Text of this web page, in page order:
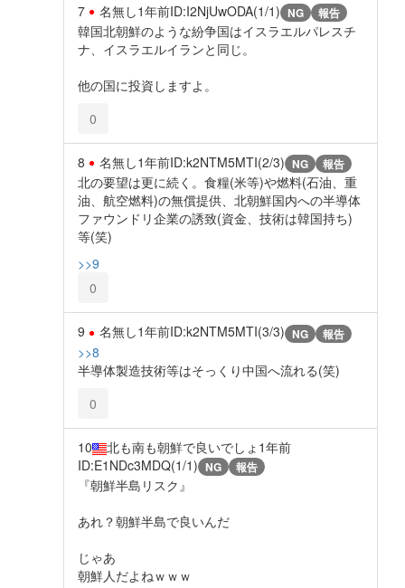
7 名無し1年前ID:I2NjUwODA(1/1) NG 報告
韓国北朝鮮のような紛争国はイスラエルパレスチ
ナ、イスラエルイランと同じ。
他の国に投資しますよ。
0
8 名無し1年前ID:k2NTM5MTI(2/3) NG 報告
北の要望は更に続く。食糧(米等)や燃料(石油、重
油、航空燃料)の無償提供、北朝鮮国内への半導体
ファウンドリ企業の誘致(資金、技術は韓国持ち)
等(笑)
>>9
0
9 名無し1年前ID:k2NTM5MTI(3/3) NG 報告
>>8
半導体製造技術等はそっくり中国へ流れる(笑)
0
10 北も南も朝鮮で良いでしょ 1年前
ID:E1NDc3MDQ(1/1) NG 報告
『朝鮮半島リスク』
あれ？朝鮮半島で良いんだ
じゃあ
朝鮮人だよねｗｗｗ